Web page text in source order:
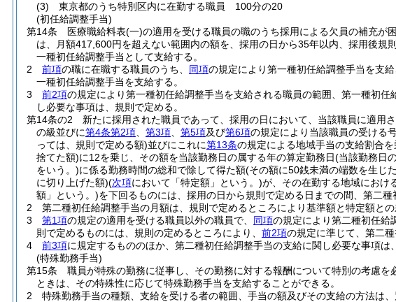
(3)
東京都のうち特別区内に在勤する職員 100分の20
(初任給調整手当)
第14条
医療職給料表(一)の適用を受ける職員の職のうち採用による欠員の補充が
は、月額417,600円を超えない範囲内の額を、採用の日から35年以内、採用後
一種初任給調整手当として支給する。
2
前項の職に在職する職員のうち、 同項の規定により第一種初任給調整手当を支
一種初任給調整手当を支給する。
3
前2項の規定により第一種初任給調整手当を支給される職員の範囲、第一種初
し必要な事項は、規則で定める。
第14条の2
新たに採用された職員であって、採用の日において、当該職員に適用
の級並びに第4条第2項 第3項 第5項及び第6項の規定により当該職員の受ける
っては、規則で定める額)並びにこれに第13条の規定による地域手当の支給割合
捨てた額)に12を乗じ、その額を当該勤務日の属する年の算定勤務日(当該勤務日
をいう。)に係る勤務時間の総和で除して得た額(その額に50銭未満の端数を生じ
に切り上げた額)(次項において「特定額」という。)が、その在勤する地域におけ
額」という。)を下回るものには、採用の日から規則で定める日までの間、第二種
2
第二種初任給調整手当の月額は、規則で定めるところにより基準額と特定額との
3
第1項の規定の適用を受ける職員以外の職員で、 同項の規定により第二種初任給
則で定めるものには、規則の定めるところにより、 前2項の規定に準じて、第二
4
前3項に規定するもののほか、第二種初任給調整手当の支給に関し必要な事項は
(特殊勤務手当)
第15条
職員が特殊の勤務に従事し、その勤務に対する報酬について特別の考慮
ときは、その特殊性に応じて特殊勤務手当を支給することができる。
2
特殊勤務手当の種類、支給を受ける者の範囲、手当の額及びその支給の方法は、